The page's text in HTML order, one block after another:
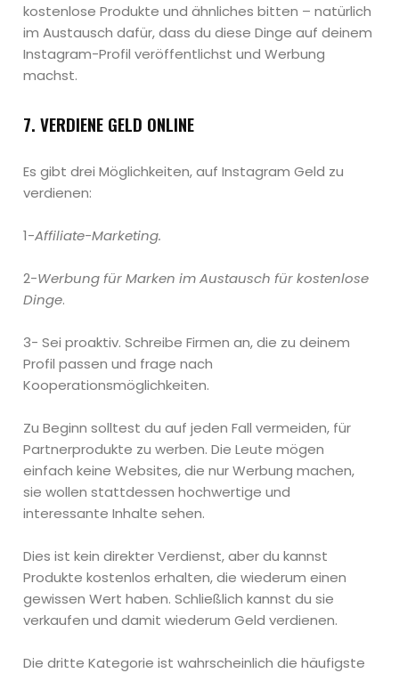
kostenlose Produkte und ähnliches bitten – natürlich
im Austausch dafür, dass du diese Dinge auf deinem
Instagram-Profil veröffentlichst und Werbung
machst.
7. VERDIENE GELD ONLINE
Es gibt drei Möglichkeiten, auf Instagram Geld zu
verdienen:
1-Affiliate-Marketing.
2-Werbung für Marken im Austausch für kostenlose
Dinge.
3- Sei proaktiv. Schreibe Firmen an, die zu deinem
Profil passen und frage nach
Kooperationsmöglichkeiten.
Zu Beginn solltest du auf jeden Fall vermeiden, für
Partnerprodukte zu werben. Die Leute mögen
einfach keine Websites, die nur Werbung machen,
sie wollen stattdessen hochwertige und
interessante Inhalte sehen.
Dies ist kein direkter Verdienst, aber du kannst
Produkte kostenlos erhalten, die wiederum einen
gewissen Wert haben. Schließlich kannst du sie
verkaufen und damit wiederum Geld verdienen.
Die dritte Kategorie ist wahrscheinlich die häufigste